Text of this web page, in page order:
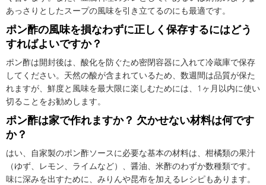
あっさりとしたスープの風味を引き立てるのにも最適です。
ポン酢の風味を損なわずに正しく保存するにはどう
すればよいですか？
ポン酢は開封後は、酸化を防ぐため密閉容器に入れて冷蔵庫で保存
してください。天然の酸が含まれているため、数週間は品質が保た
れますが、鮮度と風味を最大限に楽しむためには、1ヶ月以内に使い
切ることをお勧めします。
ポン酢は家で作れますか？ 欠かせない材料は何です
か？
はい、自家製のポン酢ソースに必要な基本の材料は、柑橘類の果汁
（ゆず、レモン、ライムなど）、醤油、米酢のわずか数種類です。
味に深みを出すために、みりんや昆布を加えるレシピもあります。